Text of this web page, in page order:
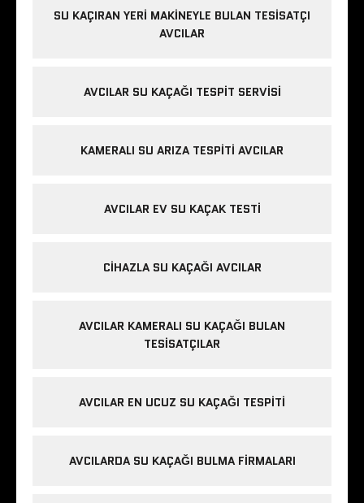
SU KAÇIRAN YERI MAKINEYLE BULAN TESISATÇI
AVCILAR
AVCILAR SU KAÇAĞI TESPIT SERVISI
KAMERALI SU ARIZA TESPITI AVCILAR
AVCILAR EV SU KAÇAK TESTI
CIHAZLA SU KAÇAĞI AVCILAR
AVCILAR KAMERALI SU KAÇAĞI BULAN
TESISATÇILAR
AVCILAR EN UCUZ SU KAÇAĞI TESPITI
AVCILARDA SU KAÇAĞI BULMA FIRMALARI